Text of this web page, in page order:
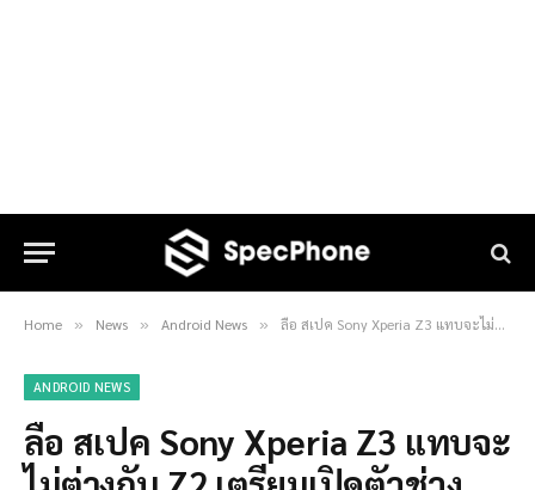
Home » News » Android News » ลือ สเปค Sony Xperia Z3 แทบจะไม่ต่างกับ Z2 เตรียมเปิดตัวช่วงปลายปี
ANDROID NEWS
ลือ สเปค Sony Xperia Z3 แทบจะ